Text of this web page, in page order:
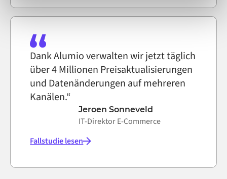
Dank Alumio verwalten wir jetzt täglich
über 4 Millionen Preisaktualisierungen
und Datenänderungen auf mehreren
Kanälen.“
Jeroen Sonneveld
IT-Direktor E-Commerce
Fallstudie lesen